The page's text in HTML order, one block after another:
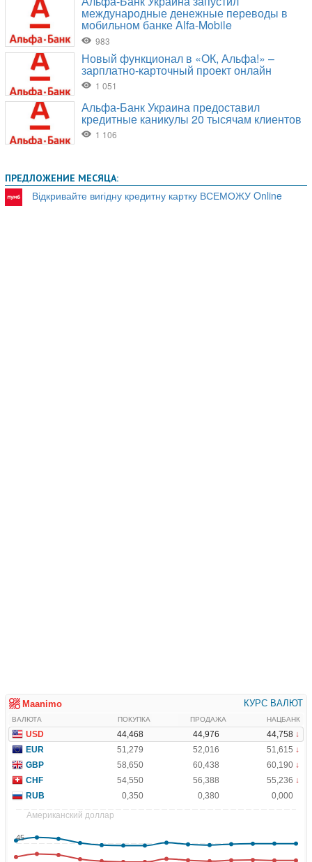
ПРЕДЛОЖЕНИЕ МЕСЯЦА:
Відкривайте вигідну кредитну картку ВСЕМОЖУ Online